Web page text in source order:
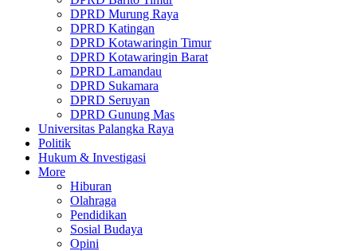
DPRD Murung Raya
DPRD Katingan
DPRD Kotawaringin Timur
DPRD Kotawaringin Barat
DPRD Lamandau
DPRD Sukamara
DPRD Seruyan
DPRD Gunung Mas
Universitas Palangka Raya
Politik
Hukum & Investigasi
More
Hiburan
Olahraga
Pendidikan
Sosial Budaya
Opini